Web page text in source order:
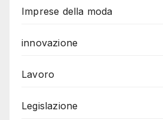
Imprese della moda
innovazione
Lavoro
Legislazione